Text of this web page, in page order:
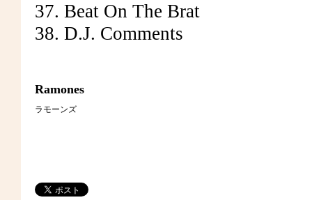
37. Beat On The Brat
38. D.J. Comments
Ramones
ラモーンズ